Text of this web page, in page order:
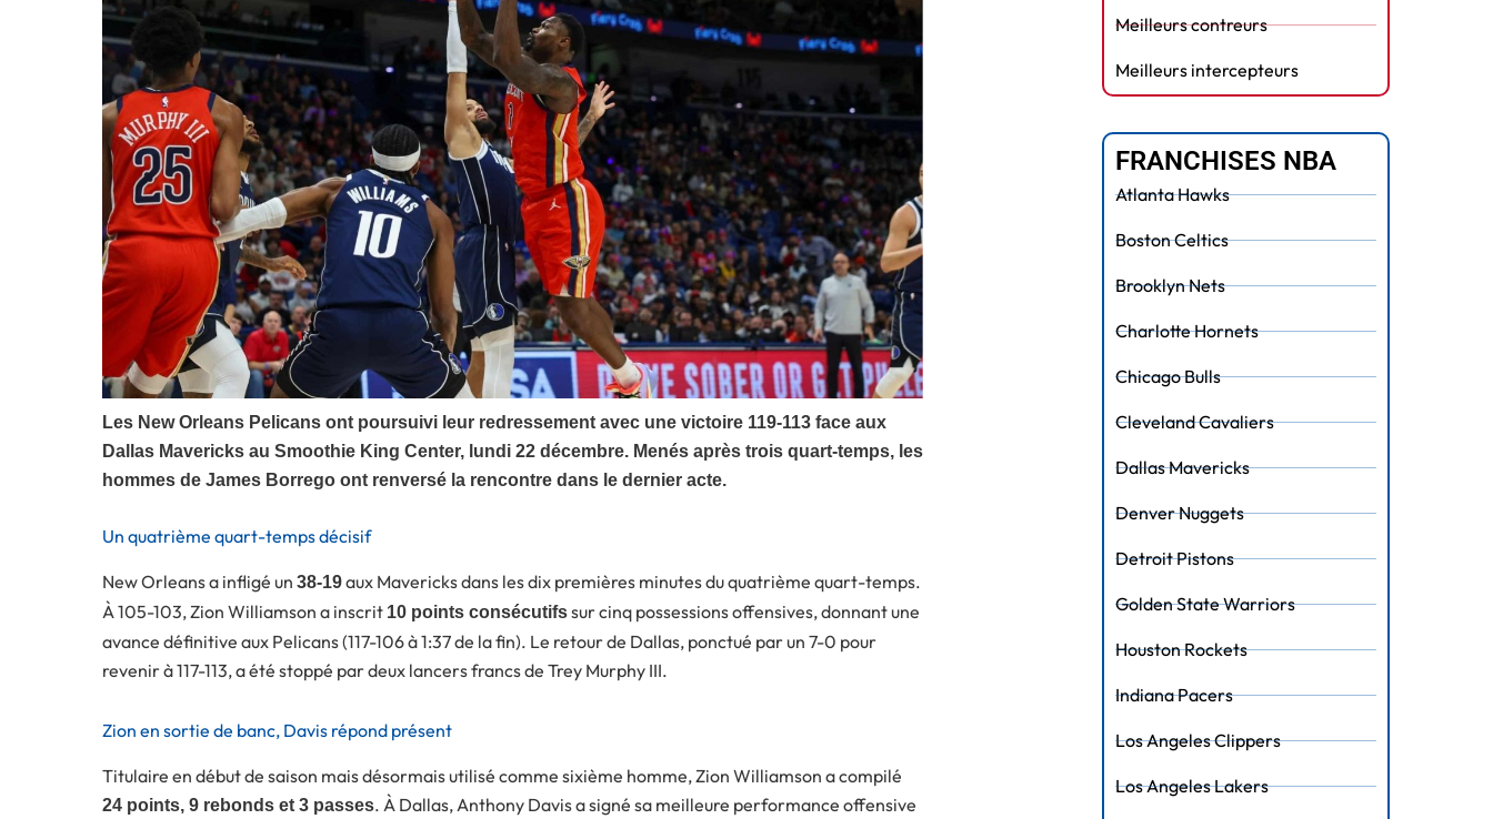
Les New Orleans Pelicans ont poursuivi leur redressement avec une victoire 119-113 face aux
Dallas Mavericks au Smoothie King Center, lundi 22 décembre. Menés après trois quart-temps, les
hommes de James Borrego ont renversé la rencontre dans le dernier acte.
Un quatrième quart-temps décisif
New Orleans a infligé un 38-19aux Mavericks dans les dix premières minutes du quatrième quart-temps.
À 105-103, Zion Williamson a inscrit 10 points consécutifssur cinq possessions offensives, donnant une
avance définitive aux Pelicans (117-106 à 1:37 de la fin). Le retour de Dallas, ponctué par un 7-0 pour
revenir à 117-113, a été stoppé par deux lancers francs de Trey Murphy III.
Zion en sortie de banc, Davis répond présent
Titulaire en début de saison mais désormais utilisé comme sixième homme, Zion Williamson a compilé
24 points, 9 rebonds et 3 passes. À Dallas, Anthony Davis a signé sa meilleure performance offensive
Meilleurs contreurs
Meilleurs intercepteurs
FRANCHISES NBA
Atlanta Hawks
Boston Celtics
Brooklyn Nets
Charlotte Hornets
Chicago Bulls
Cleveland Cavaliers
Dallas Mavericks
Denver Nuggets
Detroit Pistons
Golden State Warriors
Houston Rockets
Indiana Pacers
Los Angeles Clippers
Los Angeles Lakers